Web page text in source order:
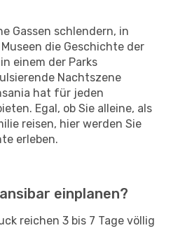
Gassen schlendern, in
die Geschichte der
einem der Parks
Nachtszene
hat für jeden
Egal, ob Sie alleine, als
reisen, hier werden Sie
erleben.
einplanen?
reichen 3 bis 7 Tage völlig